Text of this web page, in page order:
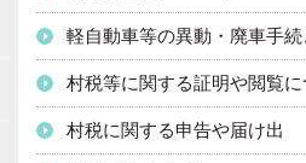
軽自動車等の異動・廃車手続
村税等に関する証明や閲覧に
村税に関する申告や届け出